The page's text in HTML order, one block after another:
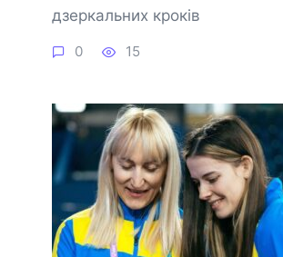
дзеркальних кроків
0 15